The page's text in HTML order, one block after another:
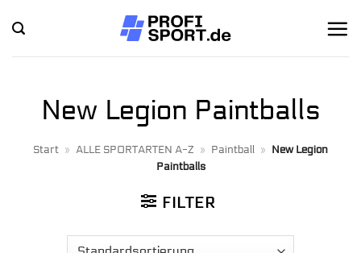
Inhalt
springen
New Legion Paintballs
Start » ALLE SPORTARTEN A-Z » Paintball » New Legion
Paintballs
FILTER